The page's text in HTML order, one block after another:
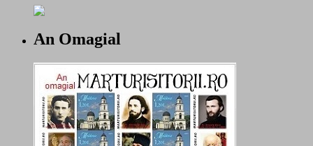
An Omagial